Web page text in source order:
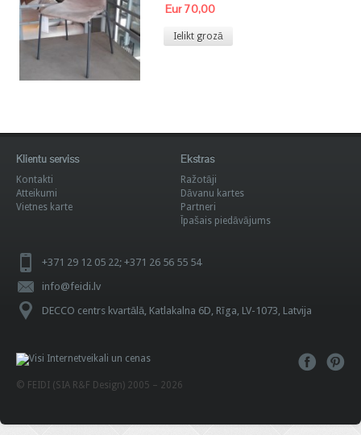
Eur 70,00
Ielikt grozā
Klientu serviss
Kontakti
Atteikumi
Vietnes karte
Ekstras
Ražotāji
Dāvanu kartes
Partneri
Īpašais piedāvājums
+371 29 12 05 22; +371 26 56 55 54
info@feidi.lv
DECCO centrs kvartālā, Katlakalna 6D, Rīga, LV-1073, Latvija
© FEIDI (SIA R&F Design) 2005 – 2026